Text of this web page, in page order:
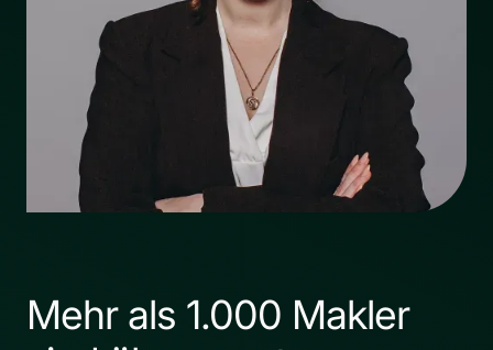
Mehr als 1.000 Makler